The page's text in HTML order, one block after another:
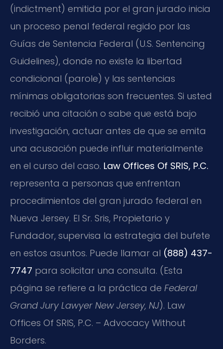
(indictment) emitida por el gran jurado inicia
un proceso penal federal regido por las
Guías de Sentencia Federal (U.S. Sentencing
Guidelines), donde no existe la libertad
condicional (parole) y las sentencias
mínimas obligatorias son frecuentes. Si usted
recibió una citación o sabe que está bajo
investigación, actuar antes de que se emita
una acusación puede influir materialmente
en el curso del caso. Law Offices Of SRIS, P.C.
representa a personas que enfrentan
procedimientos del gran jurado federal en
Nueva Jersey. El Sr. Sris, Propietario y
Fundador, supervisa la estrategia del bufete
en estos asuntos. Puede llamar al (888) 437-
7747 para solicitar una consulta. (Esta
página se refiere a la práctica de Federal
Grand Jury Lawyer New Jersey, NJ). Law
Offices Of SRIS, P.C. – Advocacy Without
Borders.